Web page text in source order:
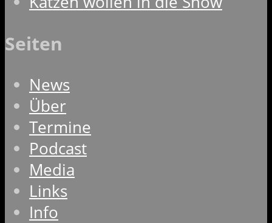
Seiten
News
Über
Termine
Podcast
Media
Links
Info